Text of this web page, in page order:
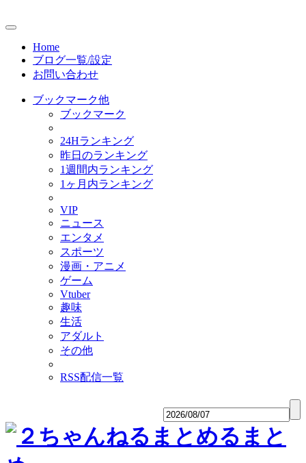
Home
ブログ一覧/設定
お問い合わせ
ブックマーク他
ブックマーク
24Hランキング
昨日のランキング
1週間内ランキング
1ヶ月内ランキング
VIP
ニュース
エンタメ
スポーツ
漫画・アニメ
ゲーム
Vtuber
趣味
生活
アダルト
その他
RSS配信一覧